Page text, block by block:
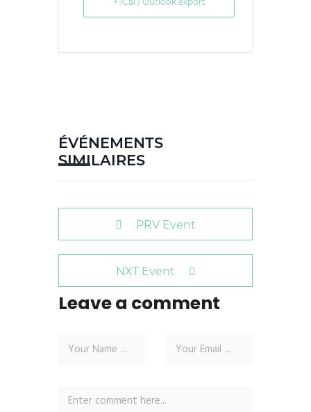
ÉVÉNEMENTS
SIMILAIRES
PRV Event
NXT Event
Leave a comment